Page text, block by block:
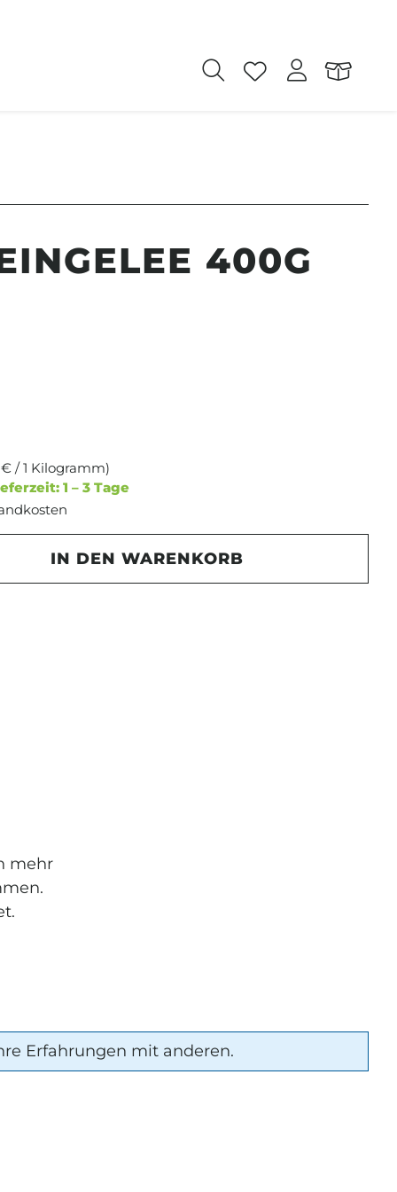
400G
€ / 1 Kilogramm)
1 – 3 Tage
den gewünschten Wert ein oder
IN DEN WARENKORB
mehr
Erfahrungen mit anderen.